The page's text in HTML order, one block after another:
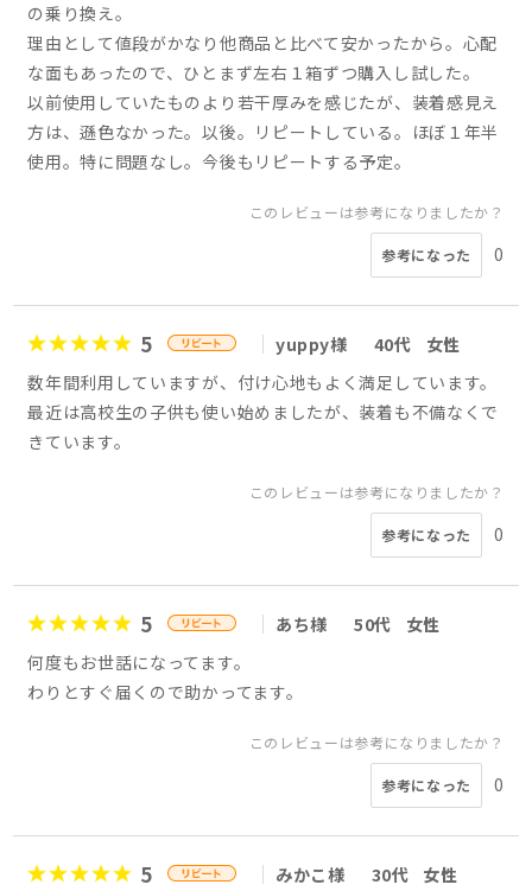
の乗り換え。
理由として値段がかなり他商品と比べて安かったから。心配
な面もあったので、ひとまず左右１箱ずつ購入し試した。
以前使用していたものより若干厚みを感じたが、装着感見え
方は、遜色なかった。以後。リピートしている。ほぼ１年半
使用。特に問題なし。今後もリピートする予定。
このレビューは参考になりましたか？
参考になった 0
5 yuppy様 40代
女性
数年間利用していますが、付け心地もよく満足しています。
最近は高校生の子供も使い始めましたが、装着も不備なくで
きています。
このレビューは参考になりましたか？
参考になった 0
5 あち様 50代
女性
何度もお世話になってます。
わりとすぐ届くので助かってます。
このレビューは参考になりましたか？
参考になった 0
5 みかこ様 30代
女性